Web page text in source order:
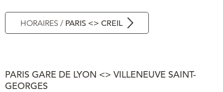
HORAIRES / PARIS <> CREIL
PARIS GARE DE LYON <> VILLENEUVE SAINT-
GEORGES